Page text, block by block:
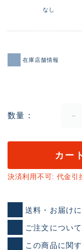
なし
在庫店舗情報
数量
カー
決済利用不可: 代金引
送料・お届け
ご注文について
この商品に関